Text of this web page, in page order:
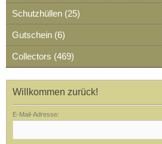
Schutzhüllen (25)
Gutschein (6)
Collectors (469)
Willkommen zurück!
E-Mail-Adresse: